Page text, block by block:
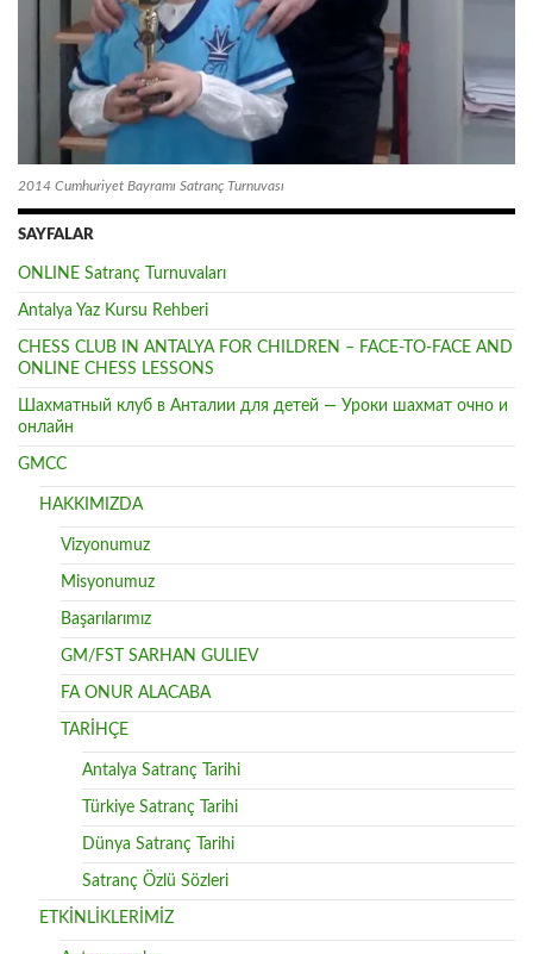
2014 Cumhuriyet Bayramı Satranç Turnuvası
SAYFALAR
ONLINE Satranç Turnuvaları
Antalya Yaz Kursu Rehberi
CHESS CLUB IN ANTALYA FOR CHILDREN – FACE-TO-FACE AND
ONLINE CHESS LESSONS
Шахматный клуб в Анталии для детей — Уроки шахмат очно и
онлайн
GMCC
HAKKIMIZDA
Vizyonumuz
Misyonumuz
Başarılarımız
GM/FST SARHAN GULIEV
FA ONUR ALACABA
TARİHÇE
Antalya Satranç Tarihi
Türkiye Satranç Tarihi
Dünya Satranç Tarihi
Satranç Özlü Sözleri
ETKİNLİKLERİMİZ